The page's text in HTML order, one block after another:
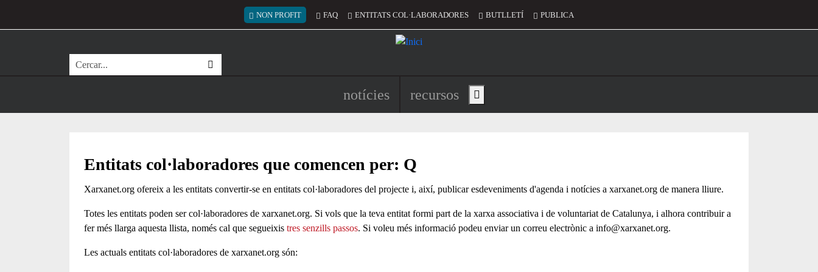
Menú del compte d'usuari
NON PROFIT FAQ ENTITATS COL·LABORADORES BUTLLETÍ PUBLICA
Cerca
Navegació principal de l'encapçalament
notícies recursos Show main menu
Entitats col·laboradores que comencen per: Q
Xarxanet.org ofereix a les entitats convertir-se en entitats col·laboradores del projecte i, així, publicar esdeveniments d'agenda i notícies a xarxanet.org de manera lliure.
Totes les entitats poden ser col·laboradores de xarxanet.org. Si vols que la teva entitat formi part de la xarxa associativa i de voluntariat de Catalunya, i alhora contribuir a
fer més llarga aquesta llista, només cal que segueixis tres senzills passos. Si voleu més informació podeu enviar un correu electrònic a info@xarxanet.org.
Les actuals entitats col·laboradores de xarxanet.org són: